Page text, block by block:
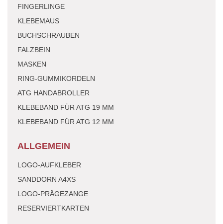
FINGERLINGE
KLEBEMAUS
BUCHSCHRAUBEN
FALZBEIN
MASKEN
RING-GUMMIKORDELN
ATG HANDABROLLER
KLEBEBAND FÜR ATG 19 MM
KLEBEBAND FÜR ATG 12 MM
ALLGEMEIN
LOGO-AUFKLEBER
SANDDORN A4XS
LOGO-PRÄGEZANGE
RESERVIERTKARTEN